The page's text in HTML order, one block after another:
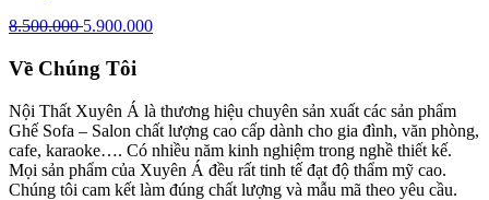
8.500.0005.900.000
Về Chúng Tôi
Nội Thất Xuyên Á là thương hiệu chuyên sản xuất các sản phẩm
Ghế Sofa – Salon chất lượng cao cấp dành cho gia đình, văn phòng,
cafe, karaoke…. Có nhiều năm kinh nghiệm trong nghề thiết kế.
Mọi sản phẩm của Xuyên Á đều rất tinh tế đạt độ thẩm mỹ cao.
Chúng tôi cam kết làm đúng chất lượng và mẫu mã theo yêu cầu.